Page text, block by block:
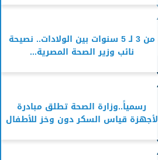
من 3 لـ 5 سنوات بين الولادات.. نصيحة
نائب وزير الصحة المصرية...
رسمياً..وزارة الصحة تطلق مبادرة
لأجهزة قياس السكر دون وخز للأطفال